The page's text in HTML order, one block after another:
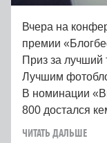
Вчера на
премии
Приз за лучший
Лучшим
В номинации
800 достался
ЧИТАТЬ ДАЛЬШЕ